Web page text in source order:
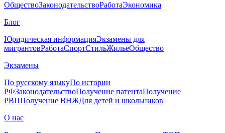
ОбществоЗаконодательствоРаботаЭкономика
Блог
Юридическая информацияЭкзамены для
мигрантовРаботаСпортСтильЖильеОбщество
Экзамены
По русскому языкуПо истории
РФЗаконодательствоПолучение патентаПолучение
РВППолучение ВНЖДля детей и школьников
О нас